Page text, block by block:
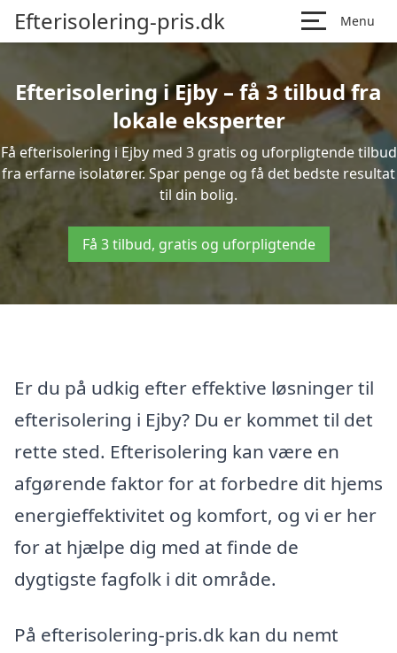
Efterisolering-pris.dk Menu
Efterisolering i Ejby – få 3 tilbud fra
lokale eksperter
Få efterisolering i Ejby med 3 gratis og uforpligtende tilbud
fra erfarne isolatører. Spar penge og få det bedste resultat
til din bolig.
Få 3 tilbud, gratis og uforpligtende
Er du på udkig efter effektive løsninger til
efterisolering i Ejby? Du er kommet til det
rette sted. Efterisolering kan være en
afgørende faktor for at forbedre dit hjems
energieffektivitet og komfort, og vi er her
for at hjælpe dig med at finde de
dygtigste fagfolk i dit område.
På efterisolering-pris.dk kan du nemt